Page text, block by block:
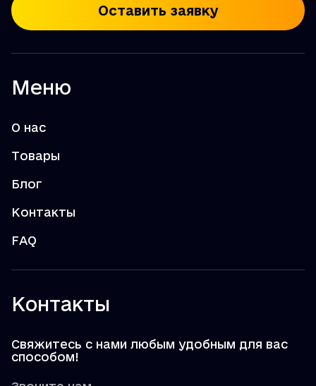
Контакты
Свяжитесь с нами любым удобным для вас
способом!
Меню
О нас
Товары
Блог
Контакты
FAQ
Оставить заявку